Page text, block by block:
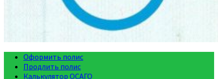
Оформить полис
Продлить полис
Калькулятор ОСАГО